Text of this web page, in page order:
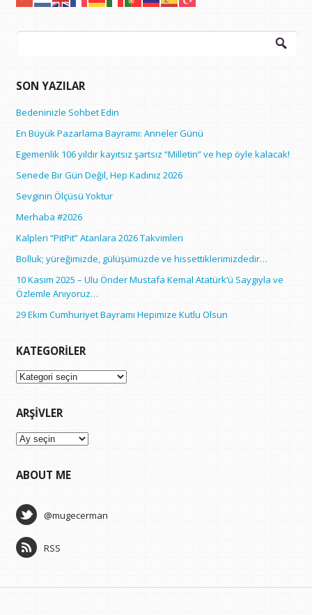
Arama:
SON YAZILAR
Bedeninizle Sohbet Edin
En Büyük Pazarlama Bayramı: Anneler Günü
Egemenlik 106 yıldır kayıtsız şartsız “Milletin” ve hep öyle kalacak!
Senede Bir Gün Değil, Hep Kadınız 2026
Sevginin Ölçüsü Yoktur
Merhaba #2026
Kalpleri “PitPit” Atanlara 2026 Takvimleri
Bolluk; yüreğimizde, gülüşümüzde ve hissettiklerimizdedir…
10 Kasım 2025 – Ulu Önder Mustafa Kemal Atatürk’ü Saygıyla ve
Özlemle Anıyoruz…
29 Ekim Cumhuriyet Bayramı Hepimize Kutlu Olsun
KATEGORILER
Kategoriler
ARŞIVLER
Arşivler
ABOUT ME
@mugecerman
RSS